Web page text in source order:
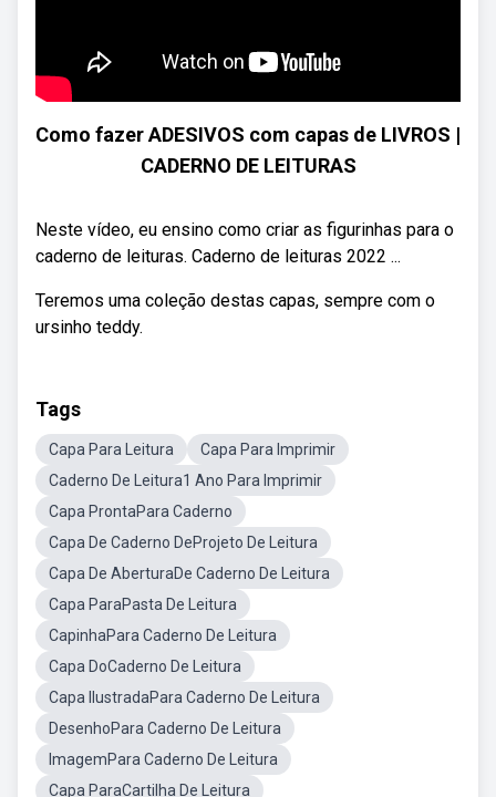
Como fazer ADESIVOS com capas de LIVROS |
CADERNO DE LEITURAS
Neste vídeo, eu ensino como criar as figurinhas para o
caderno de leituras. Caderno de leituras 2022 ...
Teremos uma coleção destas capas, sempre com o
ursinho teddy.
Tags
Capa Para Leitura
Capa Para Imprimir
Caderno De Leitura1 Ano Para Imprimir
Capa ProntaPara Caderno
Capa De Caderno DeProjeto De Leitura
Capa De AberturaDe Caderno De Leitura
Capa ParaPasta De Leitura
CapinhaPara Caderno De Leitura
Capa DoCaderno De Leitura
Capa IlustradaPara Caderno De Leitura
DesenhoPara Caderno De Leitura
ImagemPara Caderno De Leitura
Capa ParaCartilha De Leitura